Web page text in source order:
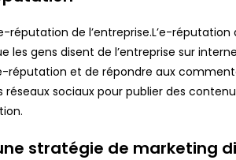
réputation de l’entreprise.L’e-
les gens disent de l’entreprise sur
réputation et de répondre aux
sociaux pour publier des
stratégie de marketing